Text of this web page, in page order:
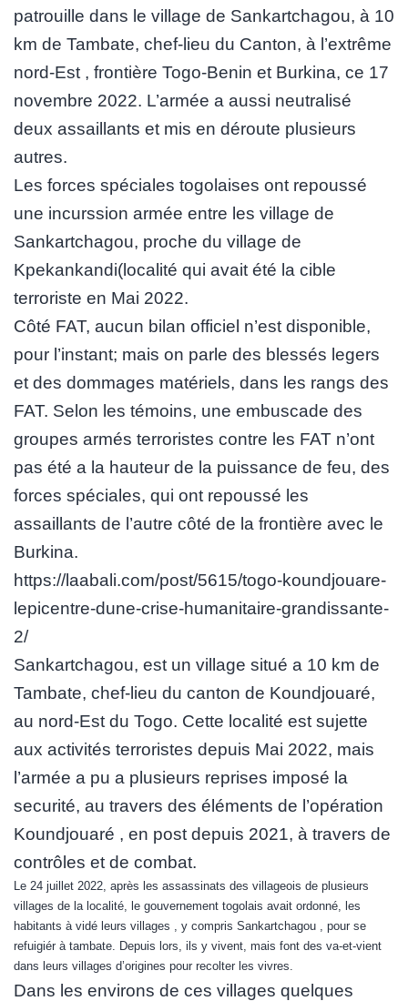
patrouille dans le village de Sankartchagou, à 10
km de Tambate, chef-lieu du Canton, à l’extrême
nord-Est , frontière Togo-Benin et Burkina, ce 17
novembre 2022. L’armée a aussi neutralisé
deux assaillants et mis en déroute plusieurs
autres.
Les forces spéciales togolaises ont repoussé
une incurssion armée entre les village de
Sankartchagou, proche du village de
Kpekankandi(localité qui avait été la cible
terroriste en Mai 2022.
Côté FAT, aucun bilan officiel n’est disponible,
pour l’instant; mais on parle des blessés legers
et des dommages matériels, dans les rangs des
FAT. Selon les témoins, une embuscade des
groupes armés terroristes contre les FAT n’ont
pas été a la hauteur de la puissance de feu, des
forces spéciales, qui ont repoussé les
assaillants de l’autre côté de la frontière avec le
Burkina.
https://laabali.com/post/5615/togo-koundjouare-
lepicentre-dune-crise-humanitaire-grandissante-
2/
Sankartchagou, est un village situé a 10 km de
Tambate, chef-lieu du canton de Koundjouaré,
au nord-Est du Togo. Cette localité est sujette
aux activités terroristes depuis Mai 2022, mais
l’armée a pu a plusieurs reprises imposé la
securité, au travers des éléments de l’opération
Koundjouaré , en post depuis 2021, à travers de
contrôles et de combat.
Le 24 juillet 2022, après les assassinats des villageois de plusieurs
villages de la localité, le gouvernement togolais avait ordonné, les
habitants à vidé leurs villages , y compris Sankartchagou , pour se
refuigiér à tambate. Depuis lors, ils y vivent, mais font des va-et-vient
dans leurs villages d’origines pour recolter les vivres.
Dans les environs de ces villages quelques